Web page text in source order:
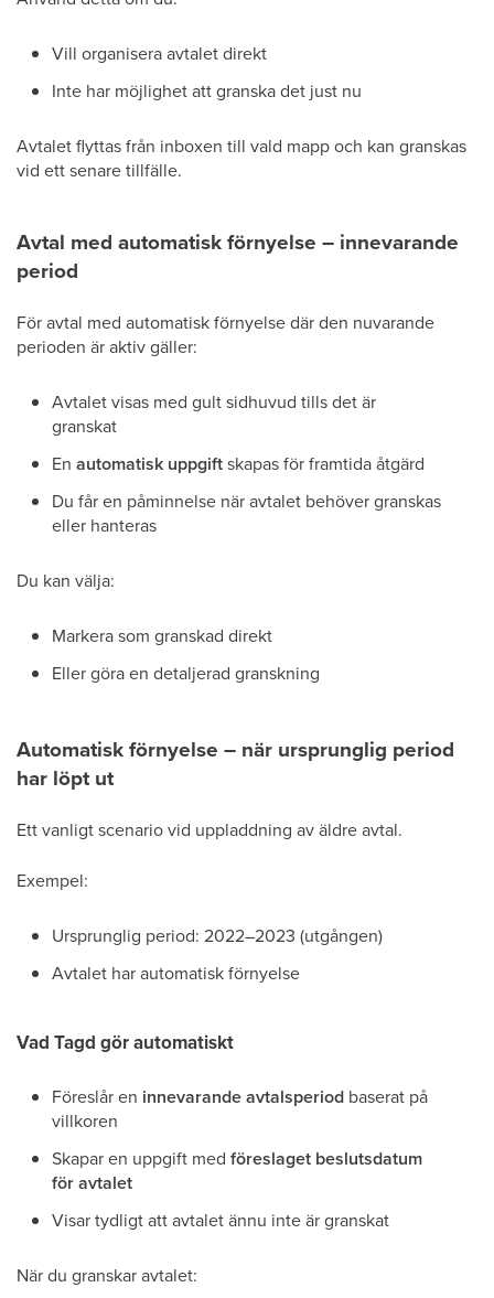
Vill organisera avtalet direkt
Inte har möjlighet att granska det just nu
Avtalet flyttas från inboxen till vald mapp och kan granskas
vid ett senare tillfälle.
Avtal med automatisk förnyelse – innevarande
period
För avtal med automatisk förnyelse där den nuvarande
perioden är aktiv gäller:
Avtalet visas med gult sidhuvud tills det är
granskat
En automatisk uppgiftskapas för framtida åtgärd
Du får en påminnelse när avtalet behöver granskas
eller hanteras
Du kan välja:
Markera som granskad direkt
Eller göra en detaljerad granskning
Automatisk förnyelse – när ursprunglig period
har löpt ut
Ett vanligt scenario vid uppladdning av äldre avtal.
Exempel:
Ursprunglig period: 2022–2023 (utgången)
Avtalet har automatisk förnyelse
Vad Tagd gör automatiskt
Föreslår en innevarande avtalsperiod baserat på
villkoren
Skapar en uppgift med föreslaget beslutsdatum
för avtalet
Visar tydligt att avtalet ännu inte är granskat
När du granskar avtalet: